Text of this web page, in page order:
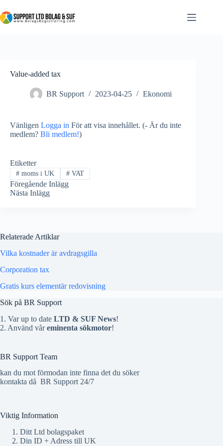
Value-added tax
BR Support 2023-04-25 Ekonomi
Vänligen Logga in För att visa innehållet. (- Är du inte
medlem? Bli medlem!)
Etiketter
#moms i UK #VAT
Föregående Inlägg
Nästa Inlägg
Relaterade Artiklar
Vilka kostnader är avdragsgilla
Corporation tax
Gratis kurs elementär redovisning
Sök på BR Support
1. Var up to date LTD & SUF News!
2. Använd våreminenta sökmotor!
BR Support Team
kan du mot förmodan inte finna det du söker
kontakta då BR Support 24/7
Viktig Information
Ditt Ltd bolagspaket
Din ID + Adress till UK